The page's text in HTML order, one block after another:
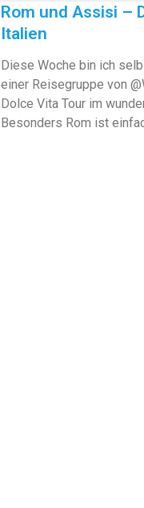
Rom und Assisi –
Italien
Diese Woche bin ich
einer Reisegruppe von
Dolce Vita Tour im
Besonders Rom ist